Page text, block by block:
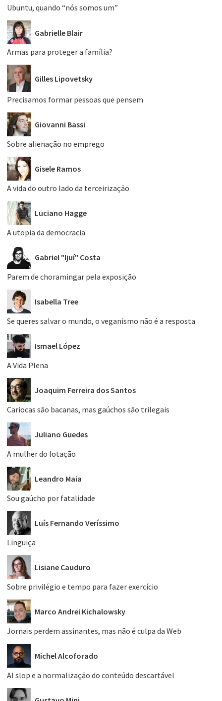
Ubuntu, quando “nós somos um”
Gabrielle Blair
Armas para proteger a família?
Gilles Lipovetsky
Precisamos formar pessoas que pensem
Giovanni Bassi
Sobre alienação no emprego
Gisele Ramos
A vida do outro lado da terceirização
Luciano Hagge
A utopia da democracia
Gabriel "Ijuí" Costa
Parem de choramingar pela exposição
Isabella Tree
Se queres salvar o mundo, o veganismo não é a resposta
Ismael López
A Vida Plena
Joaquim Ferreira dos Santos
Cariocas são bacanas, mas gaúchos são trilegais
Juliano Guedes
A mulher do lotação
Leandro Maia
Sou gaúcho por fatalidade
Luís Fernando Veríssimo
Linguiça
Lisiane Cauduro
Sobre privilégio e tempo para fazer exercício
Marco Andrei Kichalowsky
Jornais perdem assinantes, mas não é culpa da Web
Michel Alcoforado
AI slop e a normalização do conteúdo descartável